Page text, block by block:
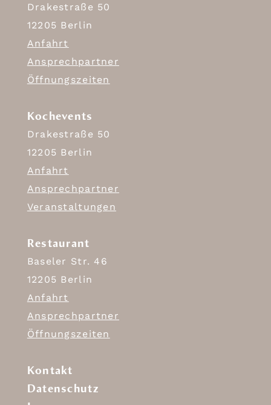
Drakestraße 50
12205 Berlin
Anfahrt
Ansprechpartner
Öffnungszeiten
Kochevents
Drakestraße 50
12205 Berlin
Anfahrt
Ansprechpartner
Veranstaltungen
Restaurant
Baseler Str. 46
12205 Berlin
Anfahrt
Ansprechpartner
Öffnungszeiten
Kontakt
Datenschutz